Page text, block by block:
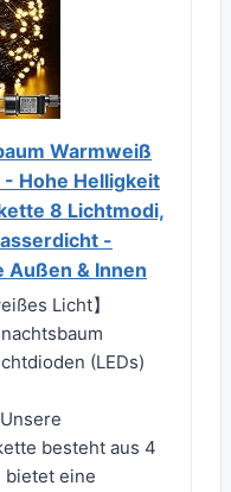
Warmweiß
Hohe Helligkeit
8 Lichtmodi,
-
Außen & Innen
Licht】
(LEDs)
besteht aus 4
bietet eine